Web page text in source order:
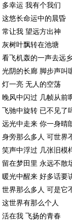
多幸运 我有个我们
这悠长命运中的晨昏
常让我 望远方出神
灰树叶飘转在池塘
看飞机轰的一声去远
光阴的长廊 脚步声叫
灯一亮 无人的空荡
晚风中闪过 几帧从前
飞驰中旋转 已不见了
远光中走来 你一身晴
身旁那么多人 可世界
笑声中浮过 几张旧模
留在梦田里 永远不散
暖光中醒来 好多话要
世界那么多人 可是它
这世界有那么个人
活在我 飞扬的青春